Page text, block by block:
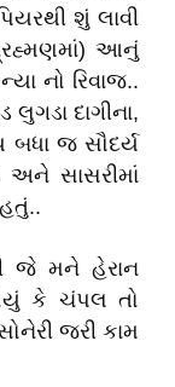
શું લાવી
આનું
નો રિવાજ..
દાગીના,
બધા જ સૌદર્ય
અને સાસરીમાં
જે મને હેરાન
કે ચંપલ તો
જરી કામ